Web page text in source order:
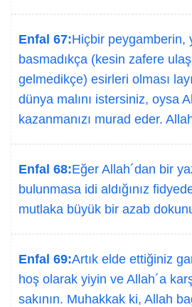
Enfal 67:Hiçbir peygamberin,
basmadıkça (kesin zafere
gelmedikçe) esirleri olması
dünya malını istersiniz, oysa
kazanmanızı murad eder.
Enfal 68:Eğer Allah´dan bir
bulunmasa idi aldığınız
mutlaka büyük bir azab
Enfal 69:Artık elde ettiğiniz
hoş olarak yiyin ve Allah´a
sakının. Muhakkak ki, Allah